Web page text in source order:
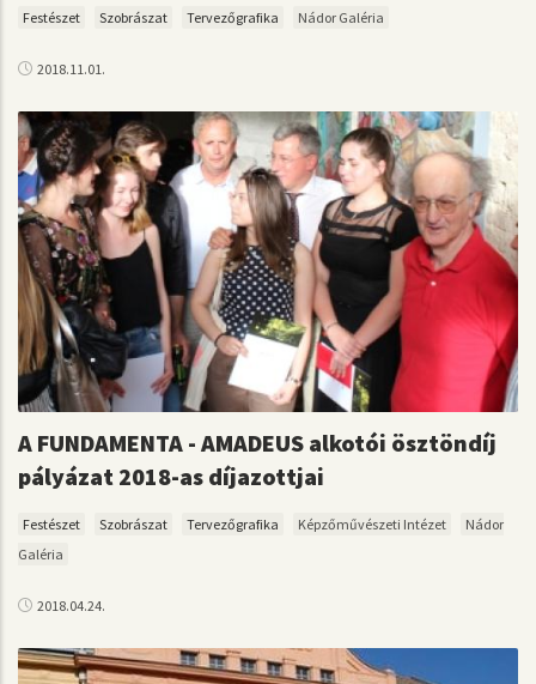
Festészet Szobrászat Tervezőgrafika Nádor Galéria
2018.11.01.
A FUNDAMENTA - AMADEUS alkotói ösztöndíj
pályázat 2018-as díjazottjai
Festészet Szobrászat Tervezőgrafika Képzőművészeti Intézet
Nádor
Galéria
2018.04.24.